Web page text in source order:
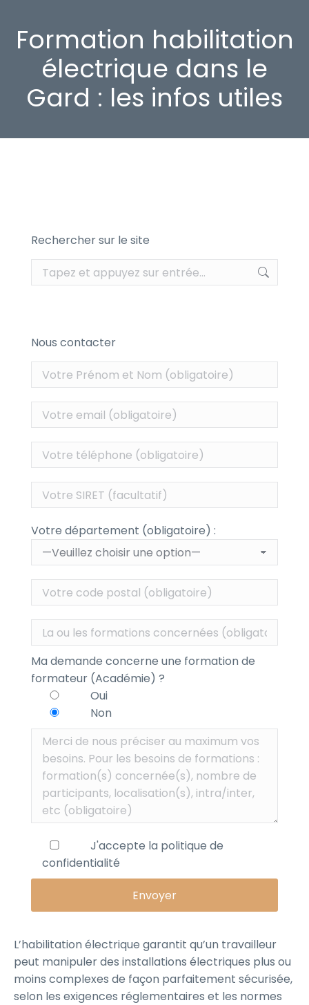
Formation habilitation
électrique dans le
Gard : les infos utiles
Rechercher sur le site
Recherche
:
Nous contacter
Votre département (obligatoire) :
Ma demande concerne une formation de
formateur (Académie) ?
Oui
Non
J'accepte la politique de
confidentialité
L’habilitation électrique garantit qu’un travailleur
peut manipuler des installations électriques plus ou
moins complexes de façon parfaitement sécurisée,
selon les exigences réglementaires et les normes